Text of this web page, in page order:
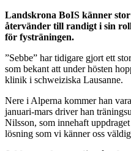
Landskrona BoIS känner
återvänder till randigt i sin
för fysträningen.
”Sebbe” har tidigare gjort ett
som bekant att under hösten
klinik i schweiziska Lausanne.
Nere i Alperna kommer han
januari-mars driver han
Nilsson, som innehaft
lösning som vi känner oss